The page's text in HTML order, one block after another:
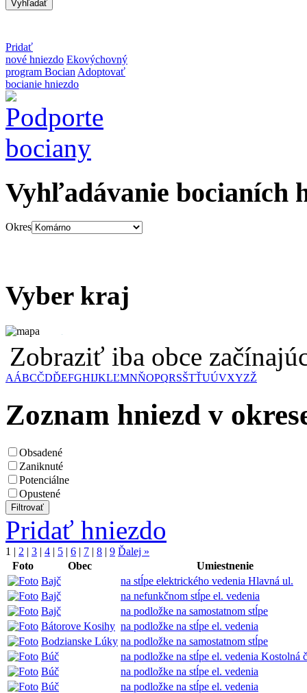
Pridať
nové hniezdo Ekovýchovný
program Bocian Adoptovať
bocianie hniezdo
Vyhľadávanie bocianích
Okres
Vyber kraj
Zobraziť iba obce
AÁBCČDĎEFGHIJKLĽMNŇOPQRSŠTŤUÚVXYZŽ
Zoznam hniezd v
Obsadené
Zaniknuté
Potenciálne
Opustené
Pridať hniezdo
1 | 2 | 3 | 4 | 5 | 6 | 7 | 8 | 9 Ďalej »
Foto
Obec
Umiestnenie
Bajč
na stĺpe elektrického vedenia Hlavná ul.
Bajč
na nefunkčnom stĺpe el. vedenia
Bajč
na podložke na samostatnom stĺpe
Bátorove Kosihy na podložke na stĺpe el. vedenia
Bodzianske Lúky na podložke na samostatnom stĺpe
Búč
na podložke na stĺpe el. vedenia Kostolná
Búč
na podložke na stĺpe el. vedenia
Búč
na podložke na stĺpe el. vedenia